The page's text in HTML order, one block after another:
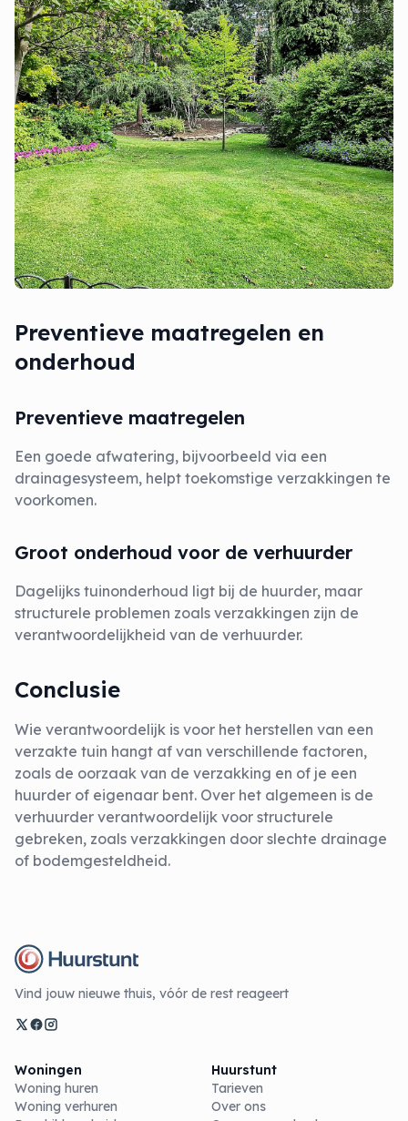
Preventieve maatregelen en
onderhoud
Preventieve maatregelen
Een goede afwatering, bijvoorbeeld via een
drainagesysteem, helpt toekomstige verzakkingen te
voorkomen.
Groot onderhoud voor de verhuurder
Dagelijks tuinonderhoud ligt bij de huurder, maar
structurele problemen zoals verzakkingen zijn de
verantwoordelijkheid van de verhuurder.
Conclusie
Wie verantwoordelijk is voor het herstellen van een
verzakte tuin hangt af van verschillende factoren,
zoals de oorzaak van de verzakking en of je een
huurder of eigenaar bent. Over het algemeen is de
verhuurder verantwoordelijk voor structurele
gebreken, zoals verzakkingen door slechte drainage
of bodemgesteldheid.
Vind jouw nieuwe thuis, vóór de rest reageert
Woningen
Woning huren
Woning verhuren
Huurstunt
Tarieven
Over ons